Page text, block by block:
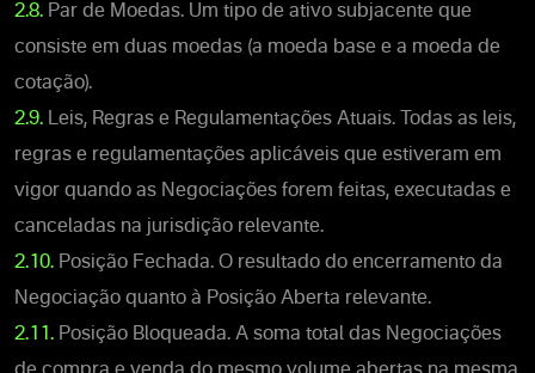
2.8. Par de Moedas. Um tipo de ativo subjacente que
consiste em duas moedas (a moeda base e a moeda de
cotação).
2.9. Leis, Regras e Regulamentações Atuais. Todas as leis,
regras e regulamentações aplicáveis que estiveram em
vigor quando as Negociações forem feitas, executadas e
canceladas na jurisdição relevante.
2.10. Posição Fechada. O resultado do encerramento da
Negociação quanto à Posição Aberta relevante.
2.11. Posição Bloqueada. A soma total das Negociações